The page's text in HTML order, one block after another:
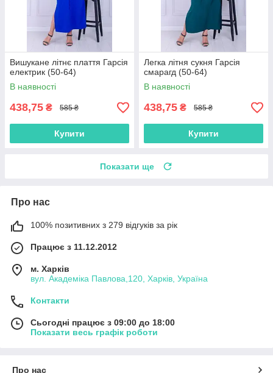
Вишукане літнє плаття Гарсія
електрик (50-64)
В наявності
438,75 ₴ 585 ₴
Купити
Легка літня сукня Гарсія
смарагд (50-64)
В наявності
438,75 ₴ 585 ₴
Купити
Показати ще
Про нас
100% позитивних з 279 відгуків за рік
Працює з 11.12.2012
м. Харків
вул. Академіка Павлова,120, Харків, Україна
Контакти
Сьогодні працює з 09:00 до 18:00
Показати весь графік роботи
Про нас